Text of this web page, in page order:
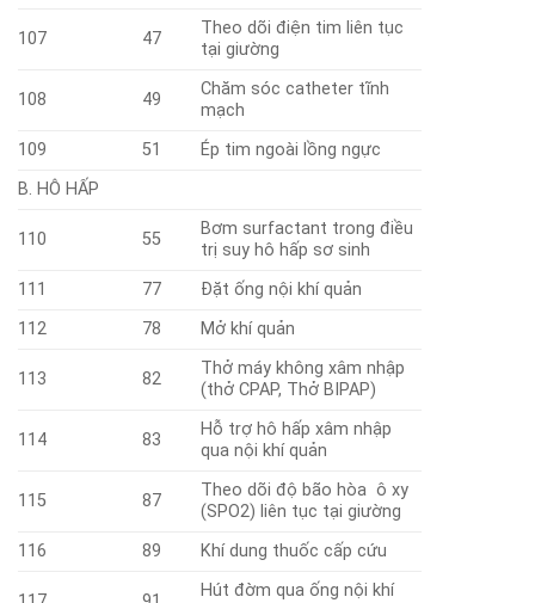
107 47
Theo dõi điện tim liên tục
tại giường
108 49
Chăm sóc catheter tĩnh
mạch
109
51
Ép tim ngoài lồng ngực
B. HÔ HẤP
110 55
Bơm surfactant trong điều
trị suy hô hấp sơ sinh
111
77
Đặt ống nội khí quản
112
78 Mở khí quản
113 82
Thở máy không xâm nhập
(thở CPAP, Thở BIPAP)
114 83
Hỗ trợ hô hấp xâm nhập
qua nội khí quản
115 87
Theo dõi độ bão hòa ô xy
(SPO2) liên tục tại giường
116
89 Khí dung thuốc cấp cứu
Hút đờm qua ống nội khí